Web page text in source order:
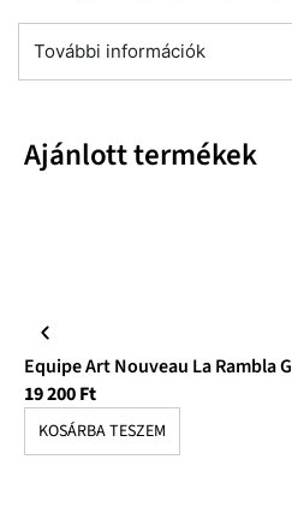
További információk
Ajánlott termékek
Equipe Art Nouveau La Rambla
19 200Ft
KOSÁRBA TESZEM